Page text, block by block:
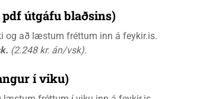
útgáfu blaðsins)
að læstum fréttum inn á feykir.is.
(2.248 kr. án/vsk).
í viku)